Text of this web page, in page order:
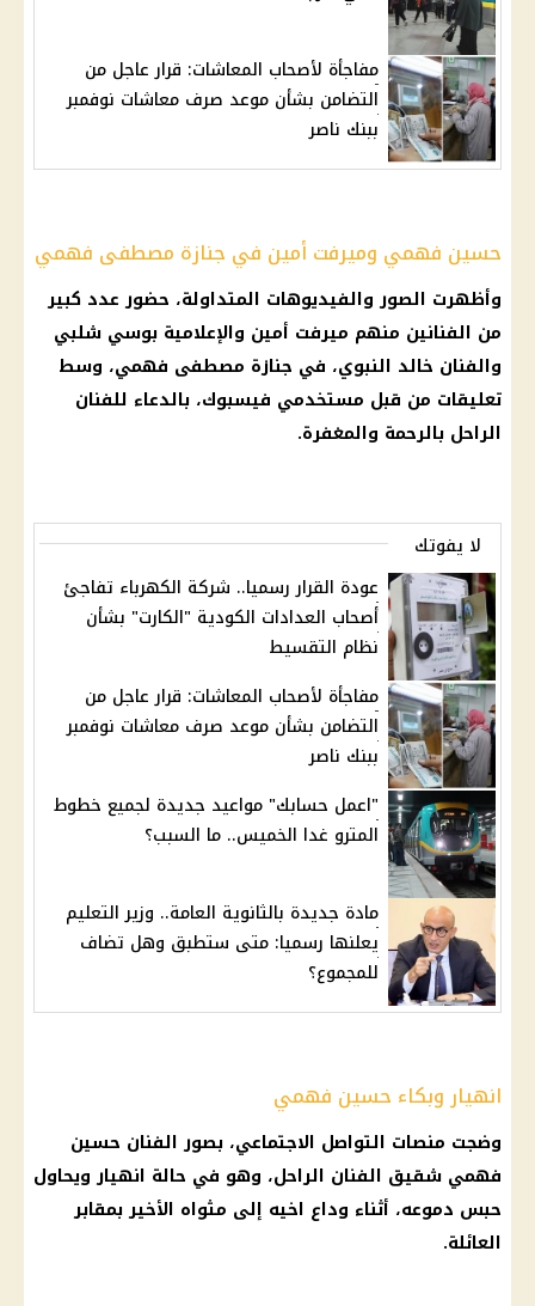
مفاجأة لأصحاب المعاشات: قرار عاجل من
التضامن بشأن موعد صرف معاشات نوفمبر
ببنك ناصر
حسين فهمي وميرفت أمين في جنازة مصطفى فهمي
وأظهرت الصور والفيديوهات المتداولة، حضور عدد كبير
من الفنانين منهم ميرفت أمين والإعلامية بوسي شلبي
والفنان خالد النبوي، في جنازة مصطفى فهمي، وسط
تعليقات من قبل مستخدمي فيسبوك، بالدعاء للفنان
الراحل بالرحمة والمغفرة.
لا يفوتك
عودة القرار رسميا.. شركة الكهرباء تفاجئ
أصحاب العدادات الكودية "الكارت" بشأن
نظام التقسيط
مفاجأة لأصحاب المعاشات: قرار عاجل من
التضامن بشأن موعد صرف معاشات نوفمبر
ببنك ناصر
"اعمل حسابك" مواعيد جديدة لجميع خطوط
المترو غدا الخميس.. ما السبب؟
مادة جديدة بالثانوية العامة.. وزير التعليم
يعلنها رسميا: متى ستطبق وهل تضاف
للمجموع؟
انهيار وبكاء حسين فهمي
وضجت منصات التواصل الاجتماعي، بصورالفنان حسين
فهمي شقيق الفنان الراحل، وهو في حالة انهيار ويحاول
حبس دموعه، أثناء وداع اخيه إلى مثواه الأخير بمقابر
العائلة.